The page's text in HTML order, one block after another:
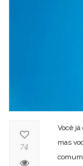
Você
mas
74